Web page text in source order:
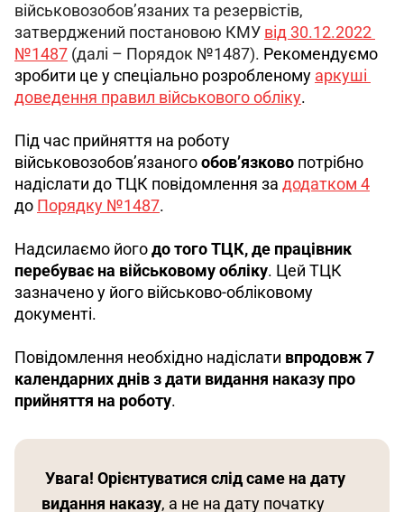
військовозобов’язаних та резервістів,
затверджений постановою КМУ від 30.12.2022
№1487 (далі – Порядок №1487). Рекомендуємо
зробити це у спеціально розробленому аркуші
доведення правил військового обліку.
Під час прийняття на роботу
військовозобов’язаного обов’язково потрібно
надіслати до ТЦК повідомлення за додатком 4
до Порядку №1487.
Надсилаємо його до того ТЦК, де працівник
перебуває на військовому обліку. Цей ТЦК
зазначено у його військово-обліковому
документі.
Повідомлення необхідно надіслати впродовж 7
календарних днів з дати видання наказу про
прийняття на роботу.
Увага! Орієнтуватися слід саме на дату
видання наказу, а не на дату початку